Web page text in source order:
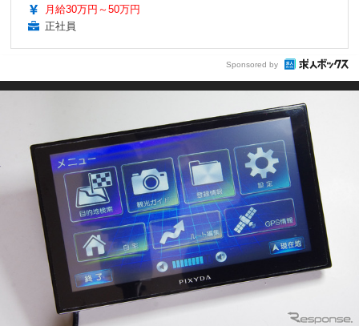
月給30万円～50万円
正社員
Sponsored by